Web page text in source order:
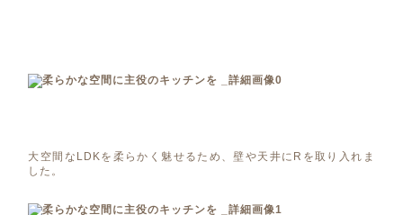
大空間なLDKを柔らかく魅せるため、壁や天井にRを取り入れま
した。